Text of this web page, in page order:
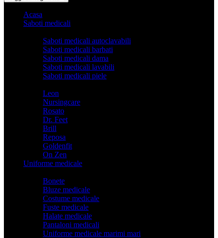
Acasa
Saboti medicali
Saboti medicali autoclavabili
Saboti medicali barbati
Saboti medicali dama
Saboti medicali lavabili
Saboti medicali piele
Leon
Nursingcare
Rosato
Dr. Feet
Brill
Reposa
Goldenfit
On Zen
Uniforme medicale
Bonete
Bluze medicale
Costume medicale
Fuste medicale
Halate medicale
Pantaloni medicali
Uniforme medicale marimi mari